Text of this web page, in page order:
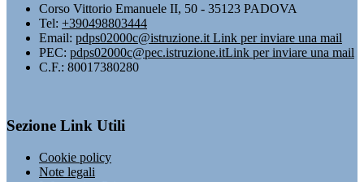
Corso Vittorio Emanuele II, 50 - 35123 PADOVA
Tel: +390498803444
Email: pdps02000c@istruzione.it Link per inviare una mail
PEC: pdps02000c@pec.istruzione.itLink per inviare una mail
C.F.: 80017380280
Sezione Link Utili
Cookie policy
Note legali